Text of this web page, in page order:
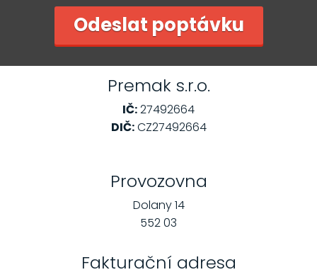
Premak s.r.o.
IČ:27492664
DIČ:CZ27492664
Provozovna
Dolany 14
552 03
Fakturační adresa